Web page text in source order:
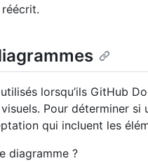
lorsqu’ils GitHub
Pour déterminer
qui incluent les
diagramme ?